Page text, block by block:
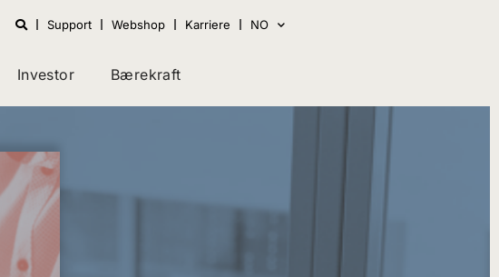
Support Webshop Karriere NO
Investor Bærekraft